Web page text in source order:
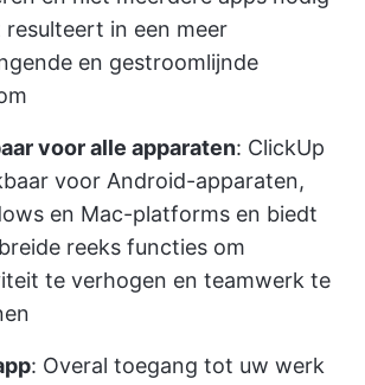
in een meer
en gestroomlijnde
voor alle apparaten: ClickUp
voor Android-apparaten,
en Mac-platforms en biedt
reeks functies om
te verhogen en teamwerk te
: Overal toegang tot uw werk